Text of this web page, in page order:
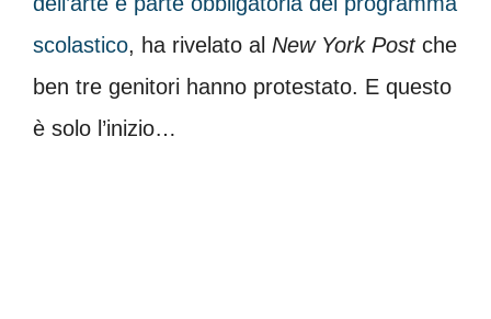
scolastico, ha rivelato al New York Postche
ben tre genitori hanno protestato. E questo
è solo l’inizio…